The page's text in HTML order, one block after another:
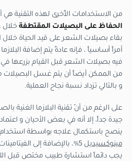
من الاستخدامات الأُخرى لهذه التقنية هي
الحفاظ على البصيلات المقتطفة خلال
بقاء بصيلات الشعر على قيد الحياة خلال
أمراً أساسياً ، فإنه عادةً يتم إضافة
فيه بصيلات الشعر قبل القيام بزرعها في
من الممكن أيضاً أن يتم غسل البصيلات
و بالتالي تزداد نسبة نجاح العملية.
جيدة جداً، إلا أنه في بعض الأحيان و
ينصح باستكمال علاجه بواسطة استخدام
مينوكسيديل
5%، بالإضافة إلى
يجب دائماً استشارة طبيب مختص قبل